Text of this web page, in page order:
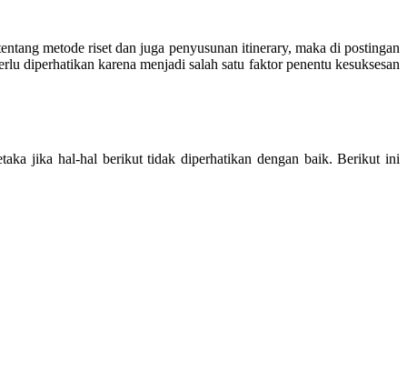
metode riset dan juga penyusunan itinerary, maka di postingan
diperhatikan karena menjadi salah satu faktor penentu kesuksesan
jika hal-hal berikut tidak diperhatikan dengan baik. Berikut ini